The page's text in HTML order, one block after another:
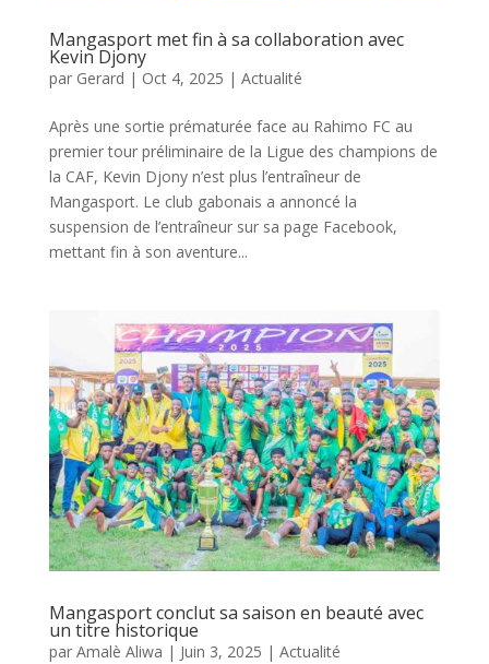
Mangasport met fin à sa collaboration avec
Kevin Djony
par Gerard | Oct 4, 2025 | Actualité
Après une sortie prématurée face au Rahimo FC au
premier tour préliminaire de la Ligue des champions de
la CAF, Kevin Djony n’est plus l’entraîneur de
Mangasport. Le club gabonais a annoncé la
suspension de l’entraîneur sur sa page Facebook,
mettant fin à son aventure...
Mangasport conclut sa saison en beauté avec
un titre historique
par Amalè Aliwa | Juin 3, 2025 | Actualité